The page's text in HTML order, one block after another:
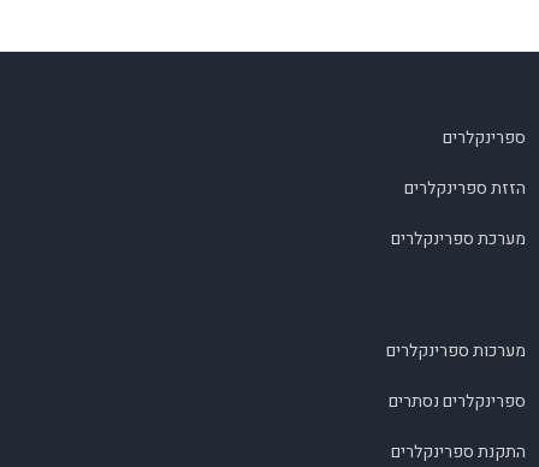
ספרינקלרים
הזזת ספרינקלרים
מערכת ספרינקלרים
מערכות ספרינקלרים
ספרינקלרים נסתרים
התקנת ספרינקלרים